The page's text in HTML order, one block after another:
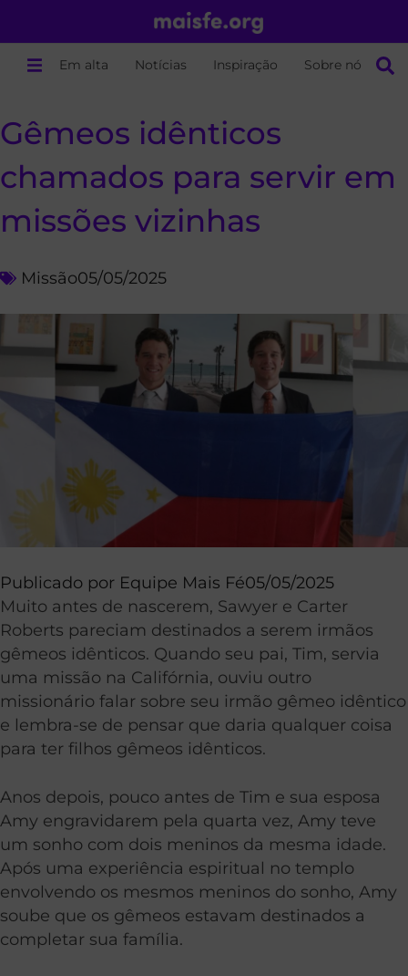
Em alta Notícias Inspiração Sobre nós
Gêmeos idênticos
chamados para servir em
missões vizinhas
Missão05/05/2025
Publicado por Equipe Mais Fé05/05/2025
Muito antes de nascerem, Sawyer e Carter
Roberts pareciam destinados a serem irmãos
gêmeos idênticos. Quando seu pai, Tim, servia
uma missão na Califórnia, ouviu outro
missionário falar sobre seu irmão gêmeo idêntico
e lembra-se de pensar que daria qualquer coisa
para ter filhos gêmeos idênticos.
Anos depois, pouco antes de Tim e sua esposa
Amy engravidarem pela quarta vez, Amy teve
um sonho com dois meninos da mesma idade.
Após uma experiência espiritual no templo
envolvendo os mesmos meninos do sonho, Amy
soube que os gêmeos estavam destinados a
completar sua família.